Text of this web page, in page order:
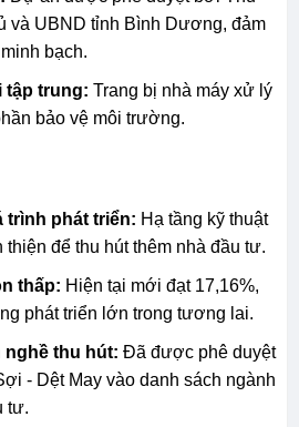
và UBND tỉnh Bình Dương, đảm
bạch.
tập trung: Trang bị nhà máy xử lý
bảo vệ môi trường.
trình phát triển: Hạ tầng kỹ thuật
để thu hút thêm nhà đầu tư.
thấp: Hiện tại mới đạt 17,16%,
phát triển lớn trong tương lai.
nghề thu hút: Đã được phê duyệt
- Dệt May vào danh sách ngành
tư.